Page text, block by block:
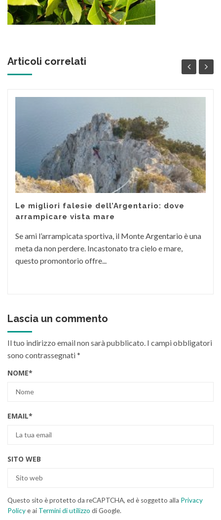
Articoli correlati
Le migliori falesie dell’Argentario: dove
arrampicare vista mare
Se ami l’arrampicata sportiva, il Monte Argentario è una
meta da non perdere. Incastonato tra cielo e mare,
questo promontorio offre...
Lascia un commento
Il tuo indirizzo email non sarà pubblicato. I campi obbligatori
sono contrassegnati*
NOME*
EMAIL*
SITO WEB
Questo sito è protetto da reCAPTCHA, ed è soggetto alla Privacy
Policye ai Termini di utilizzo di Google.